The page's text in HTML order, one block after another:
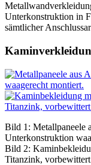
Unterkonstruktion in
sämtlicher
Bild 1: Metallpaneele
Unterkonstruktion
Bild 2:
Titanzink,